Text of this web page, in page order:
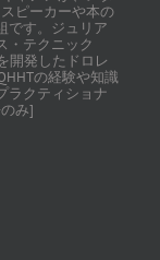
ピーカーや本の
です。ジュリア
・テクニック
開発したドロレ
の経験や知識
ラクティショナ
み]